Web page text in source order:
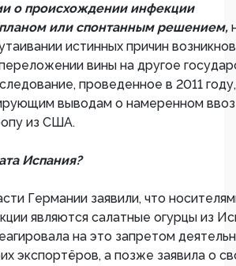
о происхождении инфекции
или спонтанным решением,
истинных причин
вины на другое
проведенное в 2011 году,
выводам о намеренном
из США.
Испания?
Германии заявили, что
являются салатные огурцы из
на это запретом
экспортёров, а позже заявила о